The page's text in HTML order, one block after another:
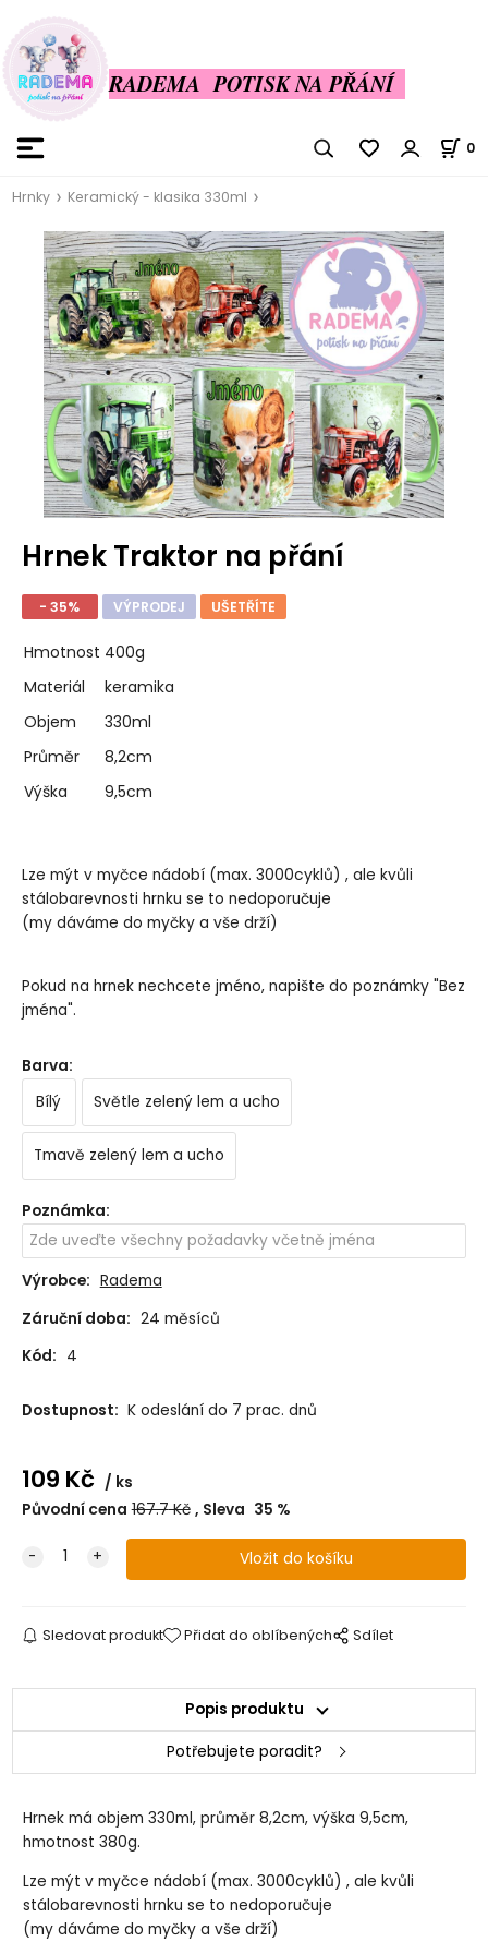
RADEMA POTISK NA PŘÁNÍ
0
Hrnky Keramický - klasika 330ml
Hrnek Traktor na přání
- 35% VÝPRODEJ UŠETŘÍTE
Hmotnost 400g
Materiál
keramika
Objem
330ml
Průměr
8,2cm
Výška
9,5cm
Lze mýt v myčce nádobí (max. 3000cyklů) , ale kvůli
stálobarevnosti hrnku se to nedoporučuje
(my dáváme do myčky a vše drží)
Pokud na hrnek nechcete jméno, napište do poznámky "Bez
jména".
Barva:
Bílý
Světle zelený lem a ucho
Tmavě zelený lem a ucho
Poznámka:
Výrobce: Radema
Záruční doba: 24 měsíců
Kód: 4
Dostupnost: K odeslání do 7 prac. dnů
109 Kč
ks
Původní cena 167.7Kč Sleva 35 %
Sledovat produkt Přidat do oblíbených Sdílet
Popis produktu
Potřebujete poradit?
Hrnek má objem 330ml, průměr 8,2cm, výška 9,5cm,
hmotnost 380g.
Lze mýt v myčce nádobí (max. 3000cyklů) , ale kvůli
stálobarevnosti hrnku se to nedoporučuje
(my dáváme do myčky a vše drží)